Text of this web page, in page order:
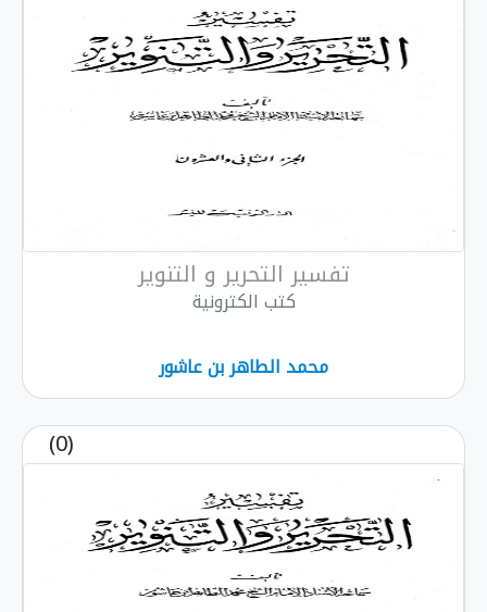
تفسير التحرير و التنوير
كتب الكترونية
محمد الطاهر بن عاشور
(0)